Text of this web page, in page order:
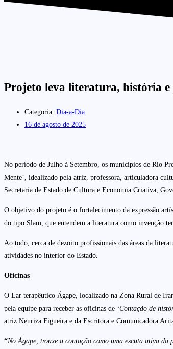
Projeto leva literatura, história
Categoria: Dia-a-Dia
16 de agosto de 2025
No período de Julho à Setembro, os municípios de Rio
Mente’, idealizado pela atriz, professora, articuladora
Secretaria de Estado de Cultura e Economia Criativa,
O objetivo do projeto é o fortalecimento da expressão
do tipo Slam, que entendem a literatura como invenção
Ao todo, cerca de dezoito profissionais das áreas da
atividades no interior do Estado.
Oficinas
O Lar terapêutico Ágape, localizado na Zona Rural de
pela equipe para receber as oficinas de ‘Contação de
atriz Neuriza Figueira e da Escritora e Comunicadora
“No Ágape, trouxe a contação como uma escuta ativa